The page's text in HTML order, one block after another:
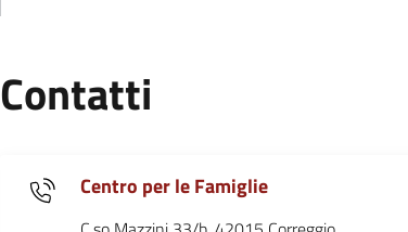
Contatti
Centro per le Famiglie